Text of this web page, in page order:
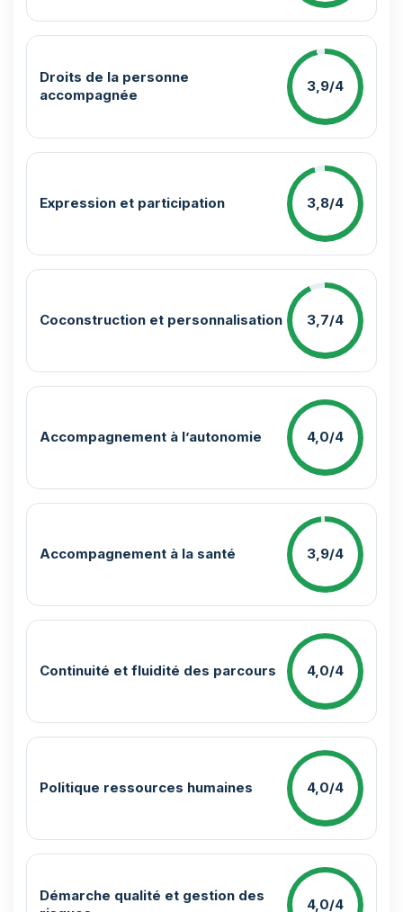
Droits de la personne
accompagnée
3,9/4
Expression et participation 3,8/4
Coconstruction et personnalisation 3,7/4
Accompagnement à l’autonomie 4,0/4
Accompagnement à la santé 3,9/4
Continuité et fluidité des parcours 4,0/4
Politique ressources humaines 4,0/4
Démarche qualité et gestion des
4,0/4